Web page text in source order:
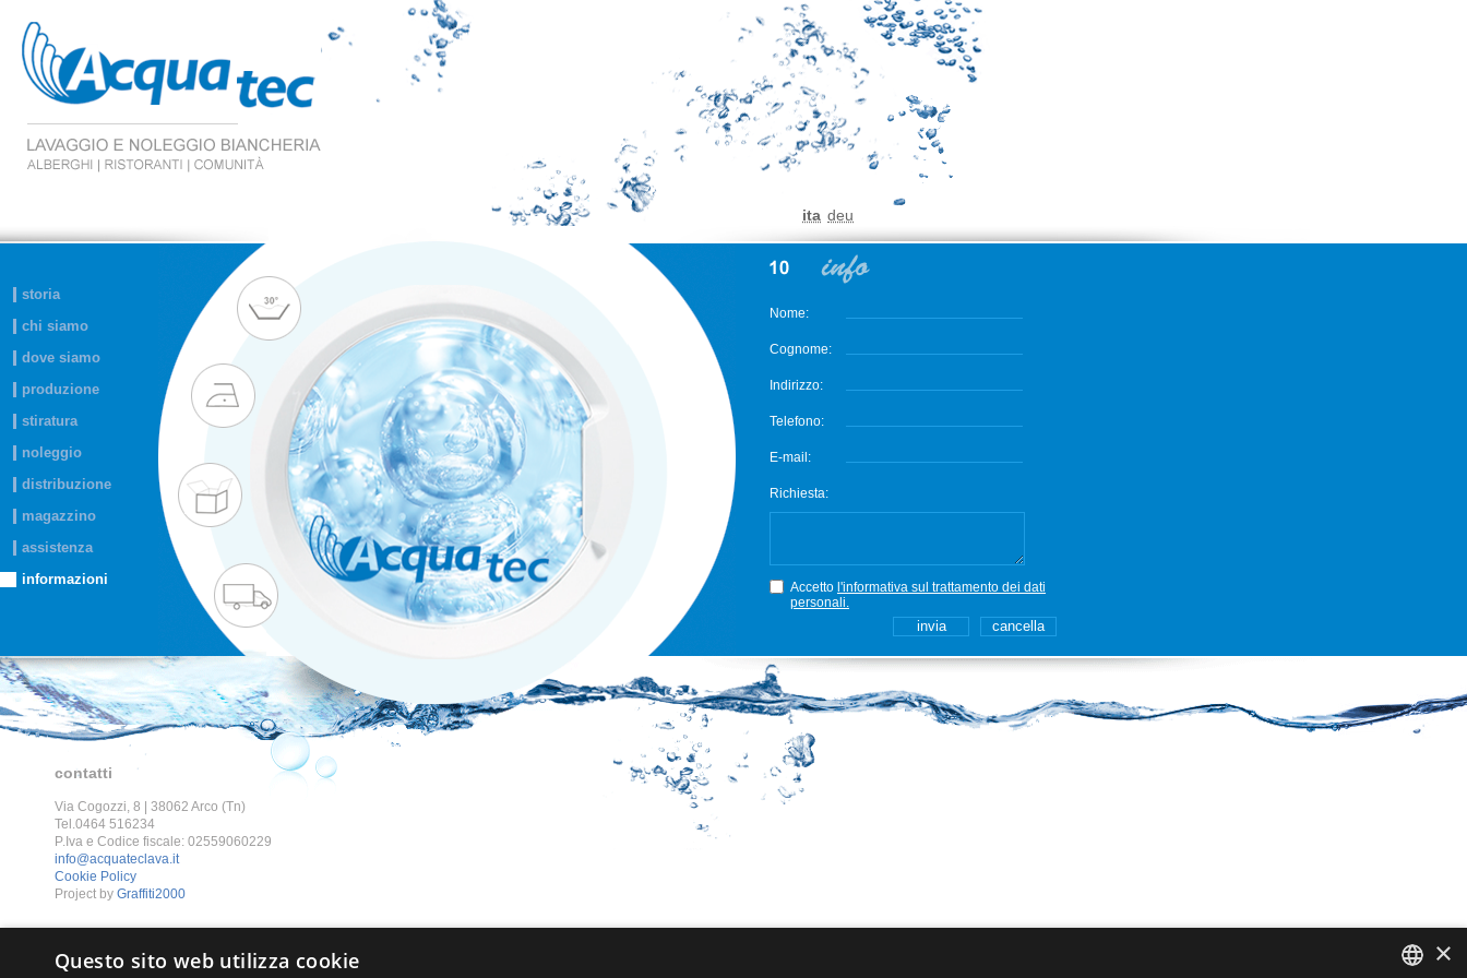
storia
chi siamo
dove siamo
produzione
stiratura
noleggio
distribuzione
magazzino
assistenza
informazioni
Nome:
Cognome:
Indirizzo:
Telefono:
E-mail:
Richiesta:
Accetto l'informativa sul trattamento dei dati
personali.
contatti
Via Cogozzi, 8 | 38062 Arco (Tn)
Tel.0464 516234
P.Iva e Codice fiscale: 02559060229
info@acquateclava.it
Cookie Policy
Project by Graffiti2000
ita deu
×
Questo sito web utilizza cookie